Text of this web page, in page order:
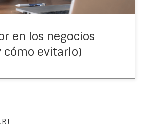
en los negocios
cómo evitarlo)